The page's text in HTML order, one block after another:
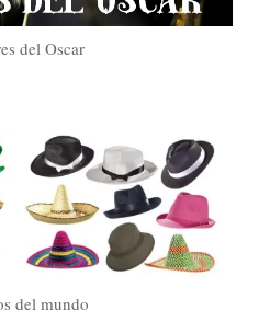
del Oscar
del mundo